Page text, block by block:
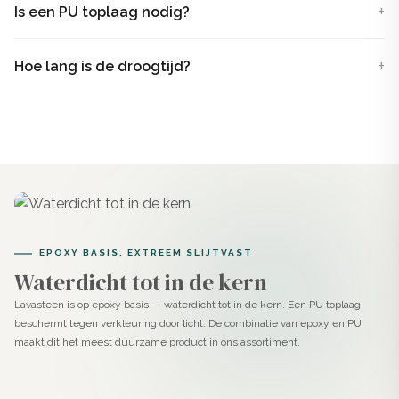
Wat is een Lavasteen gietvloer?
Lavasteen gietvloeris een 2-componenten systeem.
meubels. Dankzij de technische samenstelling is deze
en bovendien volledig waterdicht.
Het product is geen standaard gietvloer. Waar een
epoxy gietvloer wordt uitgegoten en vanzelf vloeit,
breng je Lavasteen Seakale met de hand aan. Dit geeft
Is een PU toplaag nodig?
Hoe lang is de droogtijd?
EPOXY BASIS, EXTREEM SLIJTVAST
Waterdicht tot in de kern
Lavasteen is op epoxy basis — waterdicht tot in de kern. Een PU toplaag
beschermt tegen verkleuring door licht. De combinatie van epoxy en PU
maakt dit het meest duurzame product in ons assortiment.